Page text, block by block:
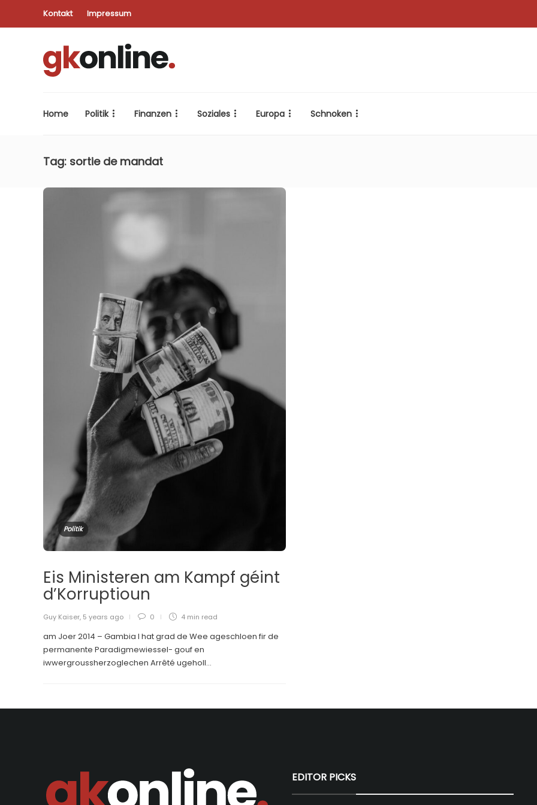
Kontakt Impressum
Home Politik Finanzen Soziales Europa Schnoken
Tag: sortie de mandat
Politik
Eis Ministeren am Kampf géint
d’Korruptioun
Guy Kaiser, 5 years ago 0 4 min read
am Joer 2014 – Gambia I hat grad de Wee ageschloen fir de
permanente Paradigmewiessel- gouf en
iwwergroussherzoglechen Arrêté ugeholl...
EDITOR PICKS